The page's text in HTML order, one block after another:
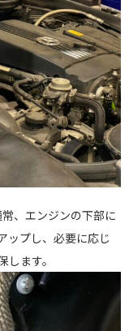
、エンジンの下部に
ップし、必要に応じ
ます。